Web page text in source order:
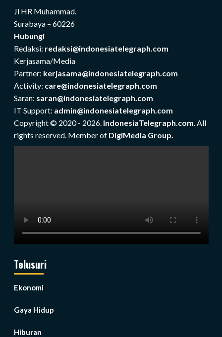
Jl HR Muhammad.
Surabaya – 60226
Hubungi
Redaksi: redaksi@indonesiatelegraph.com
Kerjasama/Media
Partner: kerjasama@indonesiatelegraph.com
Activity: care@indonesiatelegraph.com
Saran: saran@indonesiatelegraph.com
IT Support: admin@indonesiatelegraph.com
Copyright © 2020 - 2026. IndonesiaTelegraph.com. All
rights reserved. Member of DigiMedia Group.
Telusuri
Ekonomi
Gaya Hidup
Hiburan